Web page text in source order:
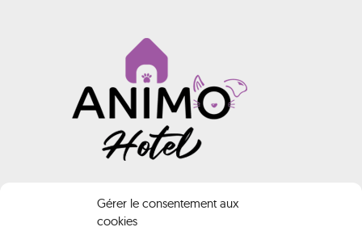
Gérer le consentement aux
cookies